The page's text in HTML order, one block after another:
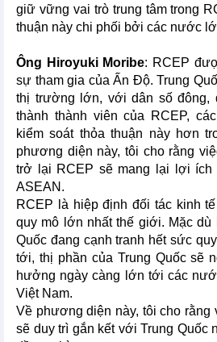
giữ vững vai trò trung tâm trong
thuận này chi phối bởi các nước
Ông Hiroyuki Moribe: RCEP
sự tham gia của Ấn Độ. Trung
thị trường lớn, với dân số đông,
thành thành viên của RCEP,
kiểm soát thỏa thuận này hơn
phương diện này, tôi cho rằng
trở lại RCEP sẽ mang lại lợi
ASEAN.
RCEP là hiệp định đối tác kinh
quy mô lớn nhất thế giới. Mặc dù
Quốc đang cạnh tranh hết sức
tới, thị phần của Trung Quốc sẽ
hưởng ngày càng lớn tới các
Việt Nam.
Về phương diện này, tôi cho rằng
sẽ duy trì gắn kết với Trung Quốc